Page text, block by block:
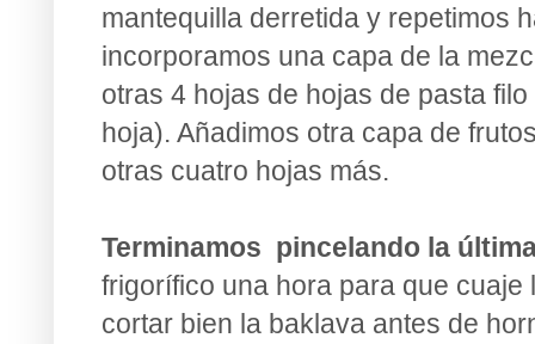
mantequilla derretida y repetimos
incorporamos una capa de la
otras 4 hojas de hojas de pasta
hoja). Añadimos otra capa de
otras cuatro hojas más.
Terminamos pincelando la
frigorífico una hora para que cuaje
cortar bien la baklava antes de